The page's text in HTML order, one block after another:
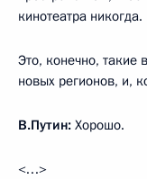
кинотеатра никогда.
Это, конечно,
новых регионов, и,
В.Путин: Хорошо.
<…>